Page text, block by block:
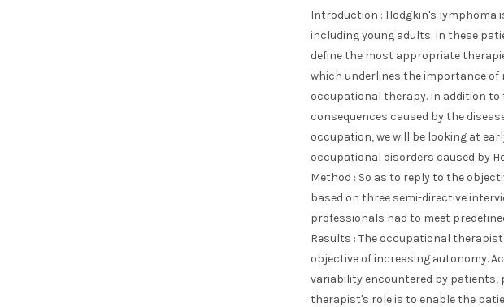
Introduction : Hodgkin's lymphoma
including young adults. In these
define the most appropriate
which underlines the importance
occupational therapy. In addition
consequences caused by the
occupation, we will be looking at
occupational disorders caused by
Method : So as to reply to the
based on three semi-directive
professionals had to meet
Results : The occupational
objective of increasing autonomy.
variability encountered by
therapist's role is to enable the